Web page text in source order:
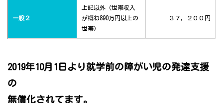
一般２
上記以外（世帯収入
が概ね890万円以上の
世帯）
３７，２００円
2019年10月1日より就学前の障がい児の発達支援
の
無償化されてます。